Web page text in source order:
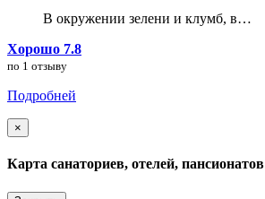
В окружении зелени и клумб, в…
Хорошо 7.8
по 1 отзыву
Подробней
×
Карта санаториев, отелей, пансионатов